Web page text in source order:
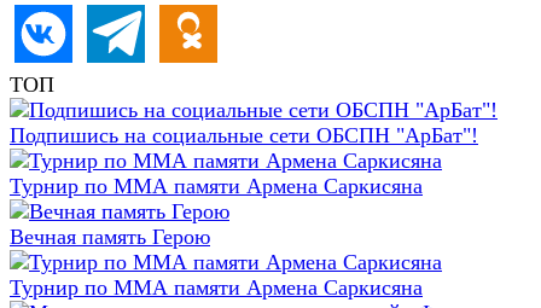
ТОП
Подпишись на социальные сети ОБСПН "АрБат"!
Турнир по ММА памяти Армена Саркисяна
Вечная память Герою
Турнир по ММА памяти Армена Саркисяна